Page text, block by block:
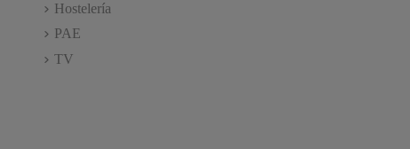
Hostelería
PAE
TV